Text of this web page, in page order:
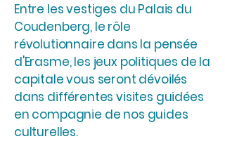
Entre les vestiges du Palais du
Coudenberg, le rôle
révolutionnaire dans la pensée
d'Erasme, les jeux politiques de la
capitale vous seront dévoilés
dans différentes visites guidées
en compagnie de nos guides
culturelles.